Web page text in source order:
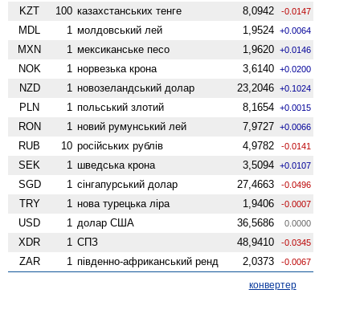
KZT 100 казахстанських тенге 8,0942 -0.0147
MDL 1 молдовський лей 1,9524 +0.0064
MXN 1 мексиканське песо 1,9620 +0.0146
NOK 1 норвезька крона 3,6140 +0.0200
NZD 1 ново­зеландський долар 23,2046 +0.1024
PLN 1 польський злотий 8,1654 +0.0015
RON 1 новий румунський лей 7,9727 +0.0066
RUB 10 російських рублів 4,9782 -0.0141
SEK 1 шведська крона 3,5094 +0.0107
SGD 1 сінгапурський долар 27,4663 -0.0496
TRY 1 нова турецька ліра 1,9406 -0.0007
USD 1 долар США 36,5686 0.0000
XDR 1 СПЗ 48,9410 -0.0345
ZAR 1 південно-африканський ренд 2,0373 -0.0067
конвертер